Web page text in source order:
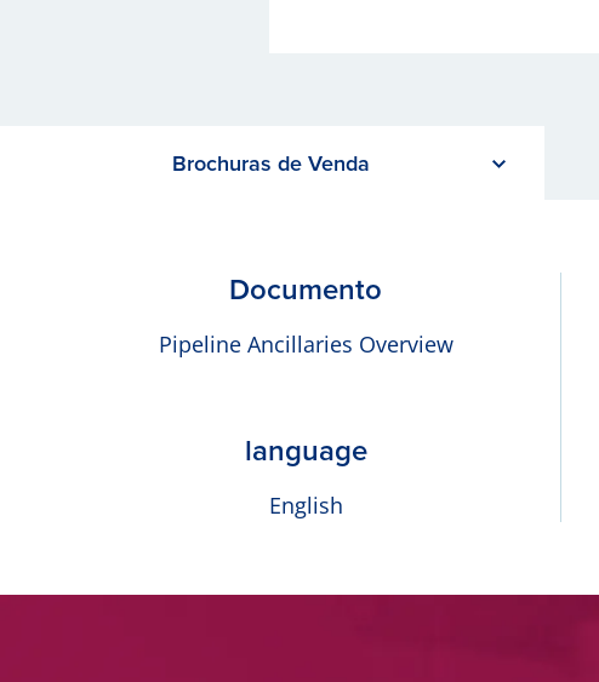
Brochuras de Venda
Documento
Pipeline Ancillaries Overview
language
English